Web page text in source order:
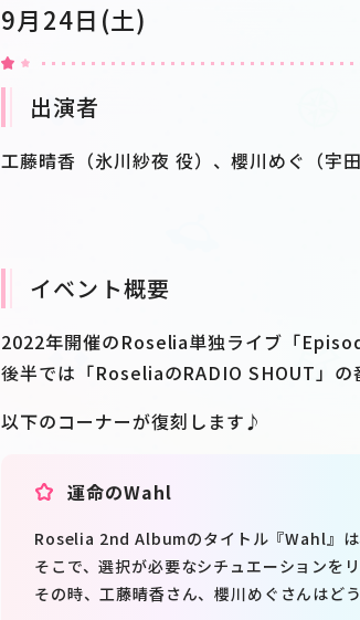
9月24日(土)
出演者
工藤晴香（氷川紗夜 役）、櫻川めぐ（宇田
イベント概要
2022年開催のRoselia単独ライブ「
後半では「RoseliaのRADIO SHOUT」の
以下のコーナーが復刻します♪
運命のWahl
Roselia 2nd Albumのタイトル『Wahl』は
そこで、選択が必要なシチュエーションを
その時、工藤晴香さん、櫻川めぐさんはど